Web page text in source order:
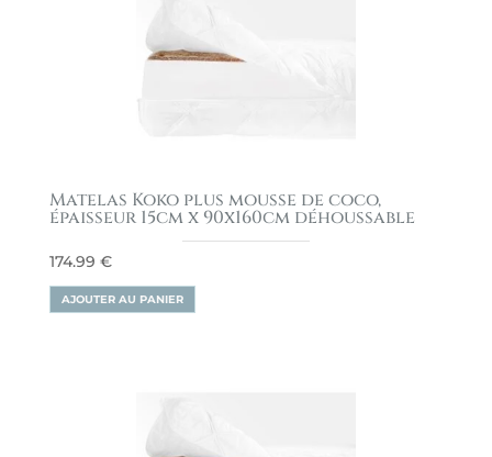
Matelas Koko plus mousse de coco,
épaisseur 15cm x 90x160cm déhoussable
174.99 €
AJOUTER AU PANIER